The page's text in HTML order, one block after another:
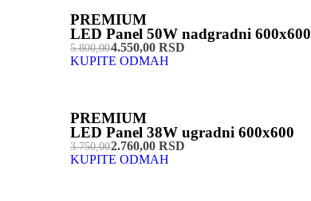
PREMIUM
LED Panel 50W nadgradni 600x600
5.800,004.550,00 RSD
KUPITE ODMAH
PREMIUM
LED Panel 38W ugradni 600x600
3.750,002.760,00 RSD
KUPITE ODMAH